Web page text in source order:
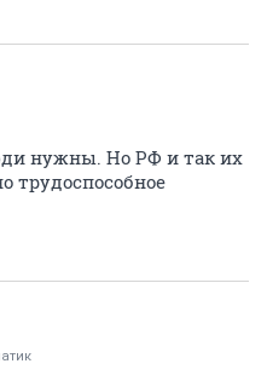
нужны. Но РФ и так их
трудоспособное